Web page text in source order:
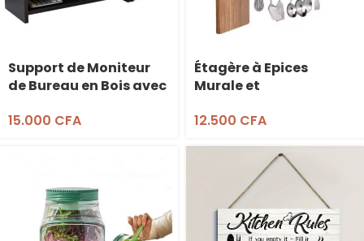
Support de Moniteur
de Bureau en Bois avec
15.000 CFA
Étagère à Epices
Murale et
Ustensiles – 60cm
12.500 CFA